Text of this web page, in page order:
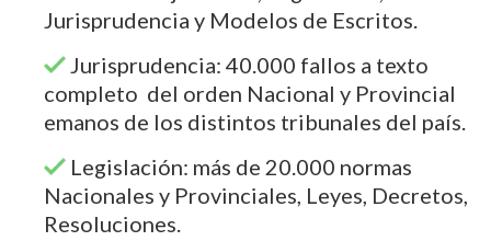
Jurisprudencia y Modelos de Escritos.
Jurisprudencia: 40.000 fallos a texto
completo del orden Nacional y Provincial
emanos de los distintos tribunales del país.
Legislación: más de 20.000 normas
Nacionales y Provinciales, Leyes, Decretos,
Resoluciones.